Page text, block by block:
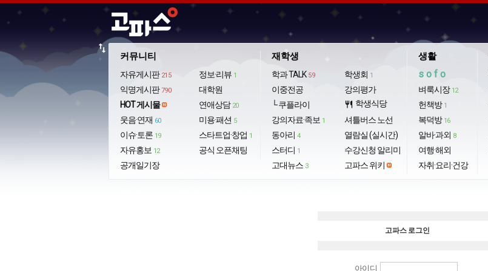
커뮤니티
자유게시판 215
익명게시판 790
HOT 게시물
웃음·연재 60
이슈·토론 19
자유홍보 12
공개일기장
정보·리뷰 1
대학원
연애상담 20
미용·패션 5
스타트업·창업 1
공식 오픈채팅
재학생
학과 TALK 59
이중전공
└ 쿠플라이
강의자료·족보 1
동아리 4
스터디 1
고대뉴스 3
학생회 1
강의평가
restaurant 학생식당
셔틀버스 노선
열람실 (실시간)
수강신청 알리미
고파스 위키
생활
sofo
벼룩시장 12
헌책방 1
복덕방 16
알바·과외 8
여행·해외
자취·요리·건강
import_export
고파스 로그인
아이디